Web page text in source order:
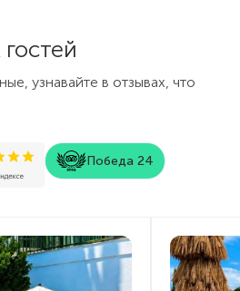
узнавайте в отзывах, что
Победа 24